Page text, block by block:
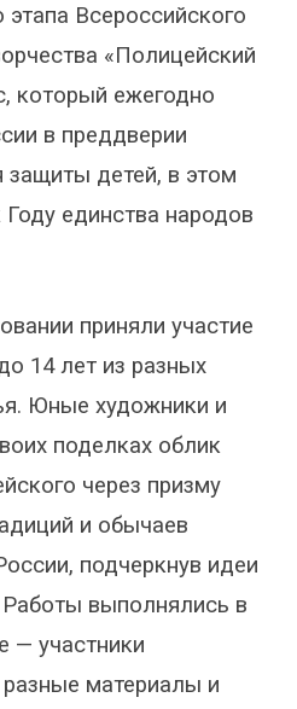
этапа Всероссийского
«Полицейский
который ежегодно
в преддверии
детей, в этом
единства народов
приняли участие
14 лет из разных
Юные художники и
поделках облик
через призму
и обычаев
подчеркнув идеи
Работы выполнялись в
— участники
материалы и